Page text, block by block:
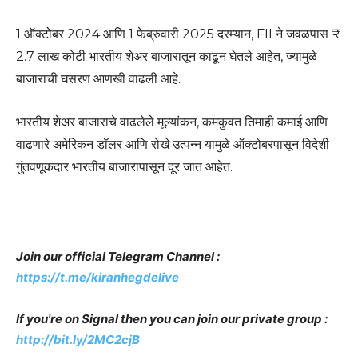
1 ऑक्टोबर 2024 आणि 1 फेब्रुवारी 2025 दरम्यान, FII ने जवळपास ₹
2.7 लाख कोटी भारतीय शेअर बाजारातून काढून घेतले आहेत, ज्यामुळे
बाजाराची घसरण आणखी वाढली आहे.
भारतीय शेअर बाजाराचे वाढलेले मूल्यांकन, कमकुवत तिमाही कमाई आणि
वाढणारे अमेरिकन डॉलर आणि रोखे उत्पन्न यामुळे ऑक्टोबरपासून विदेशी
गुंतवणूकदार भारतीय बाजारापासून दूर जात आहेत.
Join our official Telegram Channel :
https://t.me/kiranhegdelive
If you're on Signal then you can join our private group :
http://bit.ly/2MC2cjB